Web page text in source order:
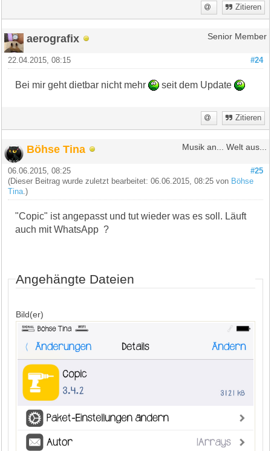
Zitieren
aerografix Senior Member
#24
22.04.2015, 08:15
Bei mir geht dietbar nicht mehr seit dem Update
Zitieren
Böhse Tina Musik an... Welt aus...
#25
06.06.2015, 08:25
(Dieser Beitrag wurde zuletzt bearbeitet: 06.06.2015, 08:25 von Böhse
Tina .)
"Copic" ist angepasst und tut wieder was es soll. Läuft
auch mit WhatsApp ?
Angehängte Dateien
Bild(er)